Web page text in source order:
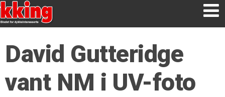
David Gutteridge
vant NM i UV-foto